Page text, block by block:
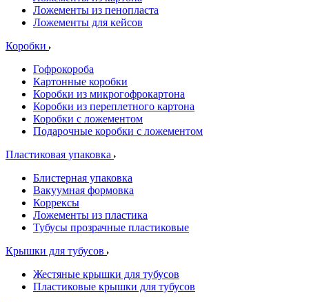
Ложементы из пенопласта
Ложементы для кейсов
Коробки
Гофрокороба
Картонные коробки
Коробки из микрогофрокартона
Коробки из переплетного картона
Коробки с ложементом
Подарочные коробки с ложементом
Пластиковая упаковка
Блистерная упаковка
Вакуумная формовка
Коррексы
Ложементы из пластика
Тубусы прозрачные пластиковые
Крышки для тубусов
Жестяные крышки для тубусов
Пластиковые крышки для тубусов